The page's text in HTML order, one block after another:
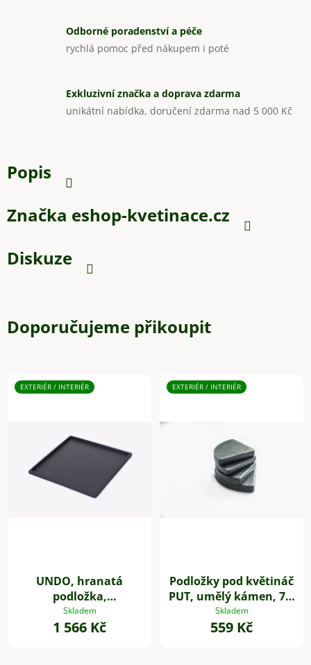
Odborné poradenství a péče
rychlá pomoc před nákupem i poté
Exkluzivní značka a doprava zdarma
unikátní nabídka, doručení zdarma nad 5 000 Kč
Popis
Značka eshop-kvetinace.cz
Diskuze
Doporučujeme přikoupit
EXTERIÉR / INTERIÉR
UNDO, hranatá
podložka,
sklolaminát, 44 * 44
cm, antracit
Skladem
1 566 Kč
EXTERIÉR / INTERIÉR
Podložky pod květináč
PUT, umělý kámen, 7 x
7 cm, 4-set, šedé
Skladem
559 Kč